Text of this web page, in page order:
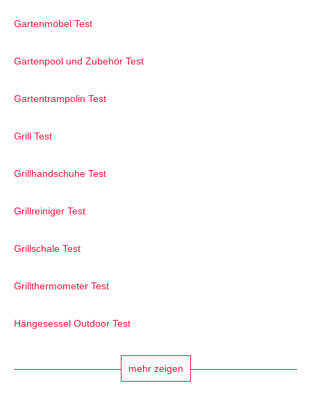
Gartenmöbel Test
Gartenpool und Zubehör Test
Gartentrampolin Test
Grill Test
Grillhandschuhe Test
Grillreiniger Test
Grillschale Test
Grillthermometer Test
Hängesessel Outdoor Test
mehr zeigen